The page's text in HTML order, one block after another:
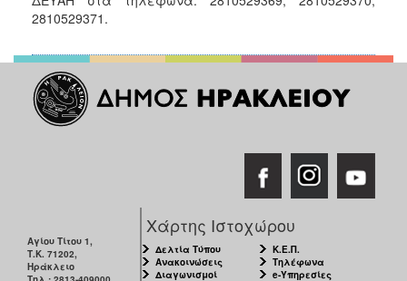
2810529371.
Αγίου Τίτου 1,
Τ.Κ. 71202,
Ηράκλειο
Χάρτης Ιστοχώρου
Δελτία Τύπου
Ανακοινώσεις
Διαγωνισμοί
Κ.Ε.Π.
Τηλέφωνα
e-Υπηρεσίες